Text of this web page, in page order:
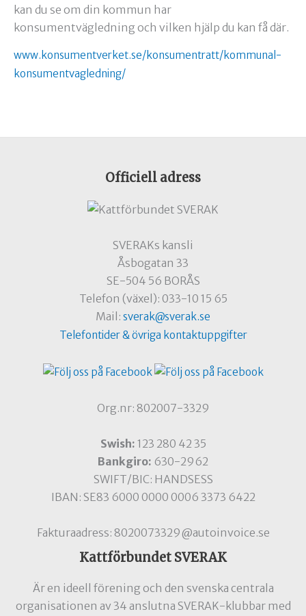
kan du se om din kommun har
konsumentvägledning och vilken hjälp du kan få där.
www.konsumentverket.se/konsumentratt/kommunal-
konsumentvagledning/
Officiell adress
SVERAKs kansli
Åsbogatan 33
SE-504 56 BORÅS
Telefon (växel): 033-10 15 65
Mail: sverak@sverak.se
Telefontider & övriga kontaktuppgifter
Org.nr: 802007-3329
Swish: 123 280 42 35
Bankgiro: 630-2962
SWIFT/BIC: HANDSESS
IBAN: SE83 6000 0000 0006 3373 6422
Fakturaadress: 8020073329@autoinvoice.se
Kattförbundet SVERAK
Är en ideell förening och den svenska centrala
organisationen av 34 anslutna SVERAK-klubbar med